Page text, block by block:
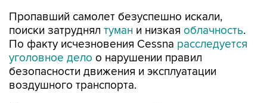
Пропавший самолет безуспешно искали,
поиски затруднял туман и низкая облачность.
По факту исчезновения Cessna расследуется
уголовное дело о нарушении правил
безопасности движения и эксплуатации
воздушного транспорта.